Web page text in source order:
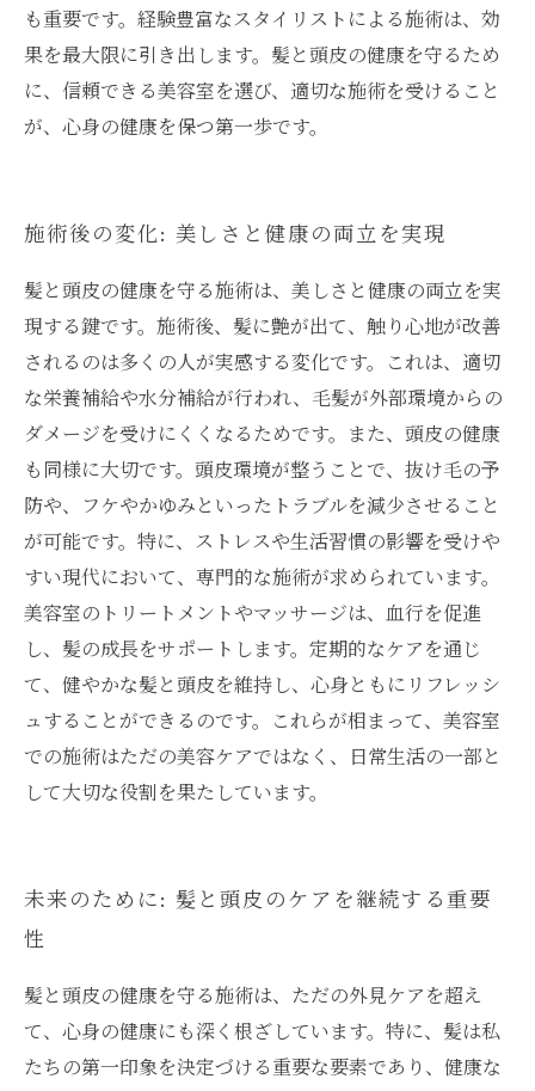
も重要です。経験豊富なスタイリストによる施術は、効
果を最大限に引き出します。髪と頭皮の健康を守るため
に、信頼できる美容室を選び、適切な施術を受けること
が、心身の健康を保つ第一歩です。
施術後の変化: 美しさと健康の両立を実現
髪と頭皮の健康を守る施術は、美しさと健康の両立を実
現する鍵です。施術後、髪に艶が出て、触り心地が改善
されるのは多くの人が実感する変化です。これは、適切
な栄養補給や水分補給が行われ、毛髪が外部環境からの
ダメージを受けにくくなるためです。また、頭皮の健康
も同様に大切です。頭皮環境が整うことで、抜け毛の予
防や、フケやかゆみといったトラブルを減少させること
が可能です。特に、ストレスや生活習慣の影響を受けや
すい現代において、専門的な施術が求められています。
美容室のトリートメントやマッサージは、血行を促進
し、髪の成長をサポートします。定期的なケアを通じ
て、健やかな髪と頭皮を維持し、心身ともにリフレッシ
ュすることができるのです。これらが相まって、美容室
での施術はただの美容ケアではなく、日常生活の一部と
して大切な役割を果たしています。
未来のために: 髪と頭皮のケアを継続する重要
性
髪と頭皮の健康を守る施術は、ただの外見ケアを超え
て、心身の健康にも深く根ざしています。特に、髪は私
たちの第一印象を決定づける重要な要素であり、健康な